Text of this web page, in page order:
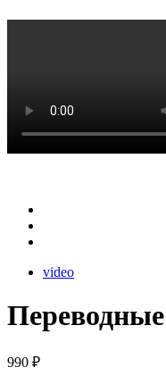
video
990 ₽